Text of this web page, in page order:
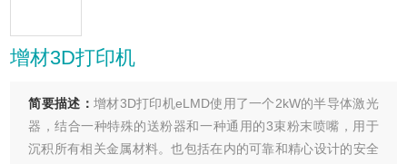
增材3D打印机
简要描述： 增材3D打印机eLMD使用了一个2kW的半导体激光
器，结合一种特殊的送粉器和一种通用的3束粉末喷嘴，用于
沉积所有相关金属材料。也包括在内的可靠和精心设计的安全